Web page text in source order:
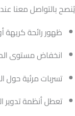
يُنصح بالتواصل معنا
ظهور رائحة كريهة
انخفاض مستوى
تسربات مرئية حول
تعطل أنظمة تدوير